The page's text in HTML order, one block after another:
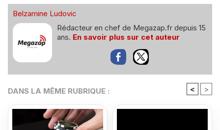
Belzamine Ludovic
Rédacteur en chef de Megazap.fr depuis 15
ans. En savoir plus sur cet auteur
DANS LA MÊME RUBRIQUE : < >